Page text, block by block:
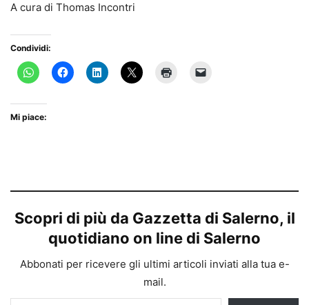
A cura di Thomas Incontri
Condividi:
Mi piace:
Scopri di più da Gazzetta di Salerno, il
quotidiano on line di Salerno
Abbonati per ricevere gli ultimi articoli inviati alla tua e-
mail.
Digita la tua e-mail...